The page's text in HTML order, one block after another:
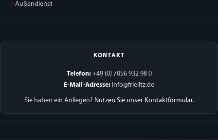
Außendienst
KONTAKT
Telefon:+49 (0) 7056 932 98 0
E-Mail-Adresse: info@frielitz.de
Sie haben ein Anliegen? Nutzen Sie unser Kontaktformular.